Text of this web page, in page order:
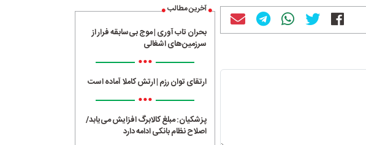
آخرین مطالب
بحران تاب آوری | موج بی‌سابقه فرار از
سرزمین‌های اشغالی
•••
ارتقای توان رزم | ارتش کاملا آماده است
•••
پزشکیان: مبلغ کالابرگ افزایش می‌یابد/
اصلاح نظام بانکی ادامه دارد